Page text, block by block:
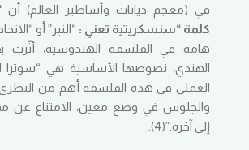
في (معجم ديانات وأساطير العالم) أن
كلمة “سنسكريتية تعني : “النير” أو
هامة في الفلسفة الهندوسية، أثّرت
الهندي، نصوصها الأساسية هي “سوترا
العملي في هذه الفلسفة أهم من
والجلوس في وضع معين، الامتناع عن
إلى آخره.”(4).